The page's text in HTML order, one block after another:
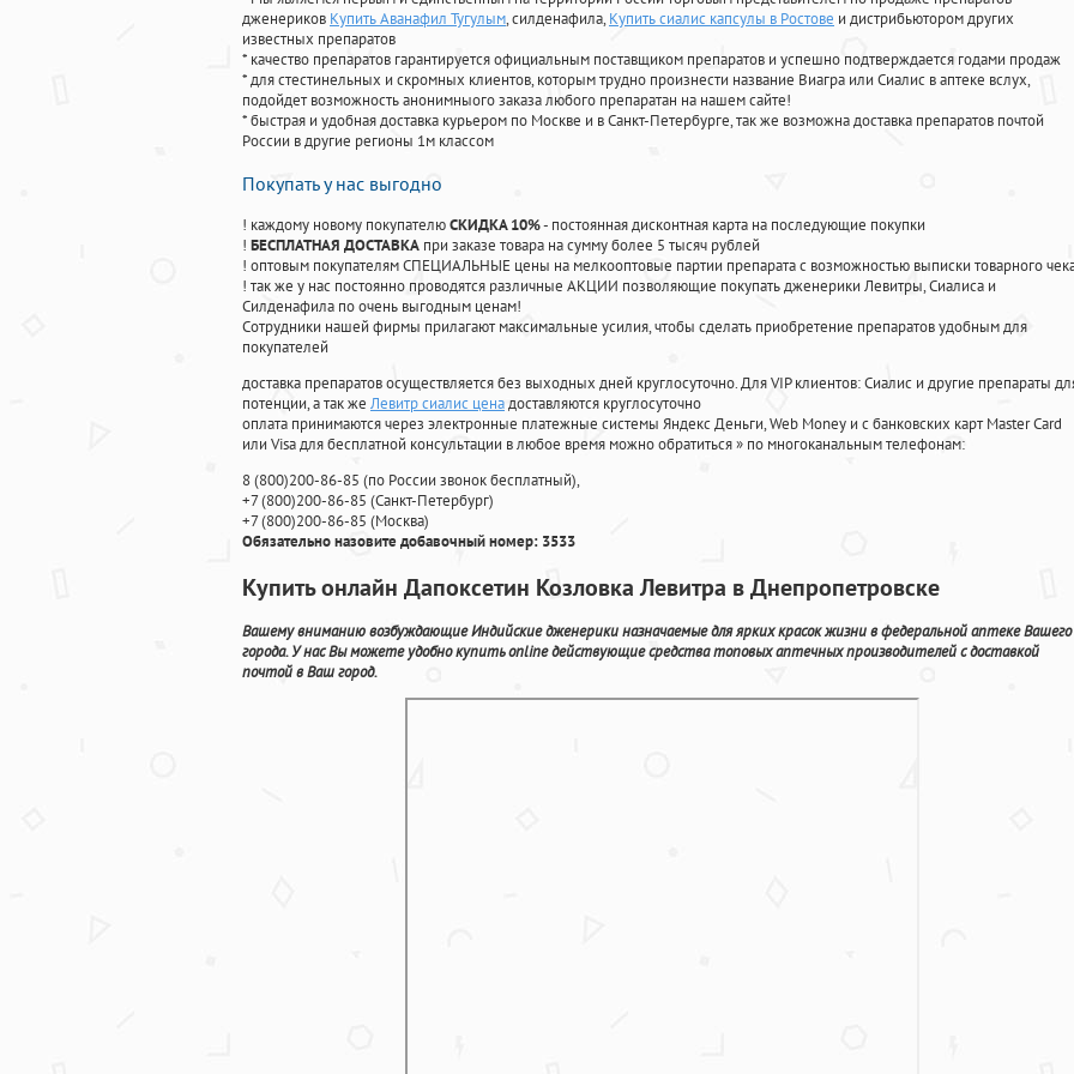
дженериков Купить Аванафил Тугулым, силденафила, Купить сиалис капсулы в Ростове и дистрибьютором других
известных препаратов
* качество препаратов гарантируется официальным поставщиком препаратов и успешно подтверждается годами продаж
* для стестинельных и скромных клиентов, которым трудно произнести название Виагра или Сиалис в аптеке вслух,
подойдет возможность анонимныого заказа любого препаратан на нашем сайте!
* быстрая и удобная доставка курьером по Москве и в Санкт-Петербурге, так же возможна доставка препаратов почтой
России в другие регионы 1м классом
Покупать у нас выгодно
! каждому новому покупателюСКИДКА 10%- постоянная дисконтная карта на последующие покупки
! БЕСПЛАТНАЯ ДОСТАВКА при заказе товара на сумму более 5 тысяч рублей
! оптовым покупателям СПЕЦИАЛЬНЫЕ цены на мелкооптовые партии препарата с возможностью выписки товарного
! так же у нас постоянно проводятся различные АКЦИИ позволяющие покупать дженерики Левитры, Сиалиса и
Силденафила по очень выгодным ценам!
Cотрудники нашей фирмы прилагают максимальные усилия, чтобы сделать приобретение препаратов удобным для
покупателей
доставка препаратов осуществляется без выходных дней круглосуточно. Для VIP клиентов: Сиалис и другие препараты
потенции, а так же Левитр сиалис ценадоставляются круглосуточно
оплата принимаются через электронные платежные системы Яндекс Деньги, Web Money и с банковских карт Master Card
или Visa для бесплатной консультации в любое время можно обратиться» по многоканальным телефонам:
8(800)200-86-85 (по России звонок бесплатный),
+7(800)200-86-85 (Санкт-Петербург)
+7(800)200-86-85 (Москва)
Обязательно назовите добавочный номер: 3533
Купить онлайн Дапоксетин Козловка Левитра в Днепропетровске
Вашему вниманию возбуждающие Индийские дженерики назначаемые для ярких красок жизни в федеральной аптеке Вашего
города. У нас Вы можете удобно купить online действующие средства топовых аптечных производителей с доставкой
почтой в Ваш город.